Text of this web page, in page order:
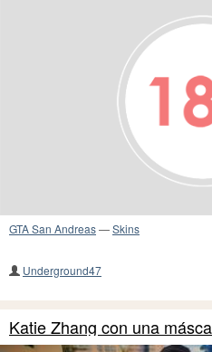
GTA San Andreas—Skins
Underground47
Katie Zhang con una